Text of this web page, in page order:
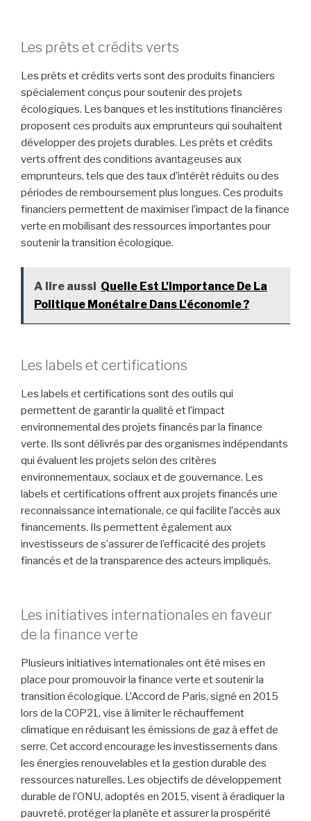
Les prêts et crédits verts
Les prêts et crédits verts sont des produits financiers
spécialement conçus pour soutenir des projets
écologiques. Les banques et les institutions financières
proposent ces produits aux emprunteurs qui souhaitent
développer des projets durables. Les prêts et crédits
verts offrent des conditions avantageuses aux
emprunteurs, tels que des taux d’intérêt réduits ou des
périodes de remboursement plus longues. Ces produits
financiers permettent de maximiser l’impact de la finance
verte en mobilisant des ressources importantes pour
soutenir la transition écologique.
A lire aussi Quelle Est L'importance De La
Politique Monétaire Dans L'économie ?
Les labels et certifications
Les labels et certifications sont des outils qui
permettent de garantir la qualité et l’impact
environnemental des projets financés par la finance
verte. Ils sont délivrés par des organismes indépendants
qui évaluent les projets selon des critères
environnementaux, sociaux et de gouvernance. Les
labels et certifications offrent aux projets financés une
reconnaissance internationale, ce qui facilite l’accès aux
financements. Ils permettent également aux
investisseurs de s’assurer de l’efficacité des projets
financés et de la transparence des acteurs impliqués.
Les initiatives internationales en faveur
de la finance verte
Plusieurs initiatives internationales ont été mises en
place pour promouvoir la finance verte et soutenir la
transition écologique. L’Accord de Paris, signé en 2015
lors de la COP21, vise à limiter le réchauffement
climatique en réduisant les émissions de gaz à effet de
serre. Cet accord encourage les investissements dans
les énergies renouvelables et la gestion durable des
ressources naturelles. Les objectifs de développement
durable de l’ONU, adoptés en 2015, visent à éradiquer la
pauvreté, protéger la planète et assurer la prospérité